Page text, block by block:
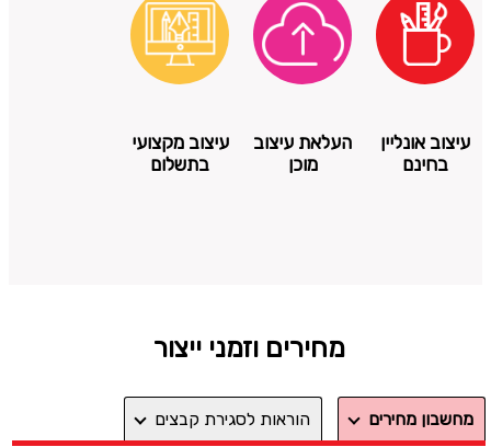
עיצוב אונליין
בחינם
העלאת עיצוב
מוכן
עיצוב מקצועי
בתשלום
מחירים וזמני ייצור
מחשבון מחירים הוראות לסגירת קבצים